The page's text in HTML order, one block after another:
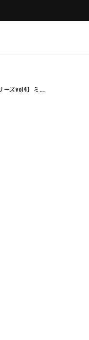
ーズvol4】ミ...